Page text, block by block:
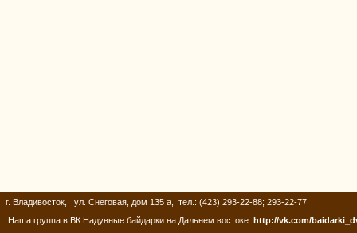
г. Владивосток, ул. Снеговая, дом 135 а, тел.: (423) 293-22-88; 293-22-77
Наша группа в ВК Надувные байдарки на Дальнем востоке: http://vk.com/